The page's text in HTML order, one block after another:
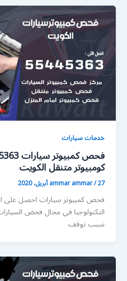
خدمات سيارات
كومبيوتر متنقل الكويت
ammar ammar/27 أبريل، 2020
فحص كمبيوتر سيارات احصل على
التكنولوجيا في مجال فحص
سبب توقف